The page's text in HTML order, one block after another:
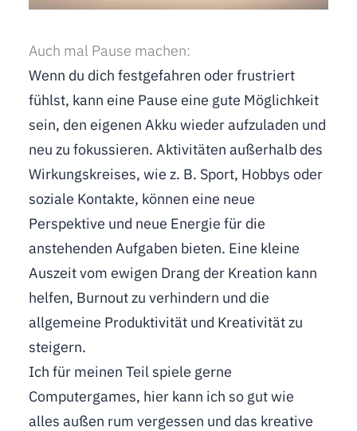
Auch mal Pause machen:
Wenn du dich festgefahren oder frustriert
fühlst, kann eine Pause eine gute Möglichkeit
sein, den eigenen Akku wieder aufzuladen und
neu zu fokussieren. Aktivitäten außerhalb des
Wirkungskreises, wie z. B. Sport, Hobbys oder
soziale Kontakte, können eine neue
Perspektive und neue Energie für die
anstehenden Aufgaben bieten. Eine kleine
Auszeit vom ewigen Drang der Kreation kann
helfen, Burnout zu verhindern und die
allgemeine Produktivität und Kreativität zu
steigern.
Ich für meinen Teil spiele gerne
Computergames, hier kann ich so gut wie
alles außen rum vergessen und das kreative